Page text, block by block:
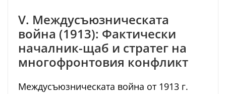
V. Междусъюзническата
война (1913): Фактически
началник-щаб и стратег на
многофронтовия конфликт
Междусъюзническата война от 1913 г.